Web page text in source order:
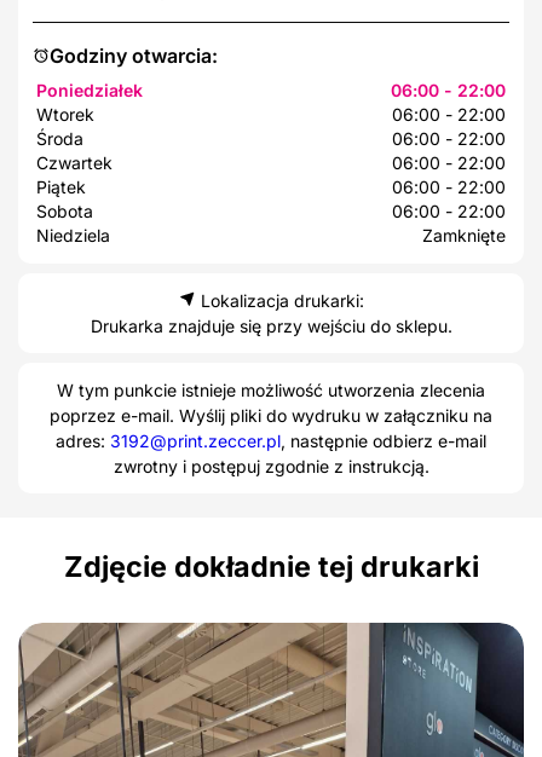
Godziny otwarcia:
Poniedziałek
06:00 - 22:00
Wtorek
06:00 - 22:00
Środa
06:00 - 22:00
Czwartek
06:00 - 22:00
Piątek
06:00 - 22:00
Sobota
06:00 - 22:00
Niedziela
Zamknięte
Lokalizacja drukarki:
Drukarka znajduje się przy wejściu do sklepu.
W tym punkcie istnieje możliwość utworzenia zlecenia
poprzez e-mail. Wyślij pliki do wydruku w załączniku na
adres: 3192@print.zeccer.pl, następnie odbierz e-mail
zwrotny i postępuj zgodnie z instrukcją.
Zdjęcie dokładnie tej drukarki